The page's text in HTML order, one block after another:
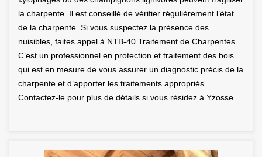
la charpente. Il est conseillé de vérifier régulièrement l’état
de la charpente. Si vous suspectez la présence des
nuisibles, faites appel à NTB-40 Traitement de Charpentes.
C’est un professionnel en protection et traitement des bois
qui est en mesure de vous assurer un diagnostic précis de la
charpente et d’apporter les traitements appropriés.
Contactez-le pour plus de détails si vous résidez à Yzosse.